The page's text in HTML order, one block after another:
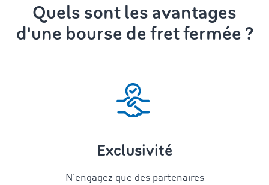
Quels sont les avantages
d'une bourse de fret fermée ?
Exclusivité
N'engagez que des partenaires